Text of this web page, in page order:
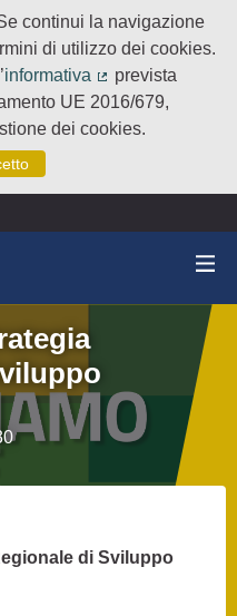
continui la navigazione
di utilizzo dei cookies.
informativa
(Collegamento
prevista
UE 2016/679,
dei cookies.
di Sviluppo